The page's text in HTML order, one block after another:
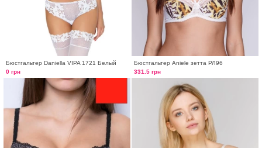
Бюстгальтер Daniella VIPA 1721 Белый
0 грн
Бюстгальтер Aniele зетта РЛ96
331.5 грн